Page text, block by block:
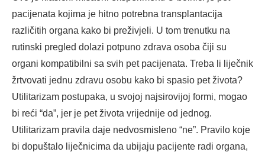
pacijenata kojima je hitno potrebna transplantacija
različitih organa kako bi preživjeli. U tom trenutku na
rutinski pregled dolazi potpuno zdrava osoba čiji su
organi kompatibilni sa svih pet pacijenata. Treba li liječnik
žrtvovati jednu zdravu osobu kako bi spasio pet života?
Utilitarizam postupaka, u svojoj najsirovijoj formi, mogao
bi reći “da”, jer je pet života vrijednije od jednog.
Utilitarizam pravila daje nedvosmisleno “ne”. Pravilo koje
bi dopuštalo liječnicima da ubijaju pacijente radi organa,